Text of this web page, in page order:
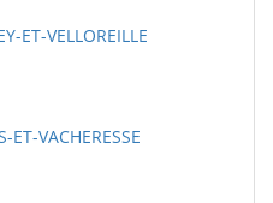
ET-VELLOREILLE
VACHERESSE